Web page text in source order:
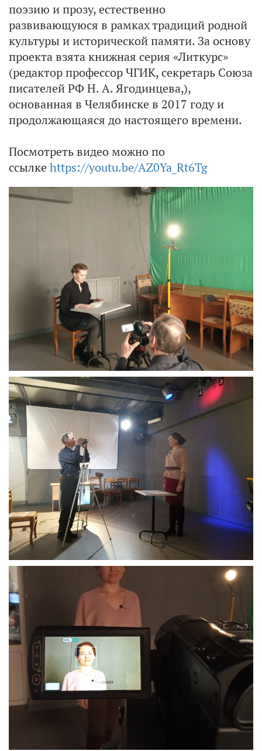
поэзию и прозу, естественно
развивающуюся в рамках традиций родной
культуры и исторической памяти. За основу
проекта взята книжная серия «Литкурс»
(редактор профессор ЧГИК, секретарь Союза
писателей РФ Н. А. Ягодинцева,),
основанная в Челябинске в 2017 году и
продолжающаяся до настоящего времени.
Посмотреть видео можно по
ссылке https://youtu.be/AZ0Ya_Rt6Tg